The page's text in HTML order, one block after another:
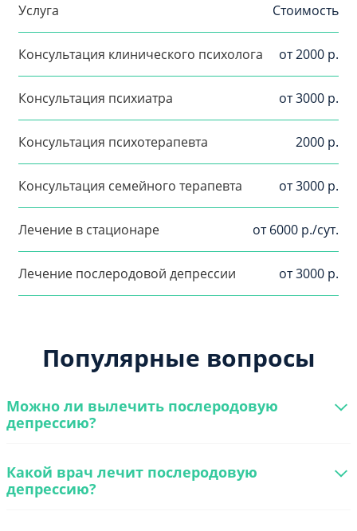
Услуга Стоимость
Консультация клинического психолога от 2000 р.
Консультация психиатра от 3000 р.
Консультация психотерапевта 2000 р.
Консультация семейного терапевта от 3000 р.
Лечение в стационаре от 6000 р./сут.
Лечение послеродовой депрессии от 3000 р.
Популярные вопросы
Можно ли вылечить послеродовую
депрессию?
Какой врач лечит послеродовую
депрессию?